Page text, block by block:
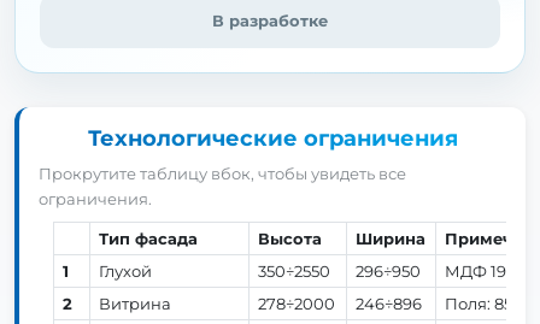
В разработке
Технологические ограничения
Прокрутите таблицу вбок, чтобы увидеть все
ограничения.
Тип фасада Высота Ширина
1
Глухой 350÷2550 296÷950
МДФ 19 мм.
2
Витрина 278÷2000 246÷896
Поля: 85